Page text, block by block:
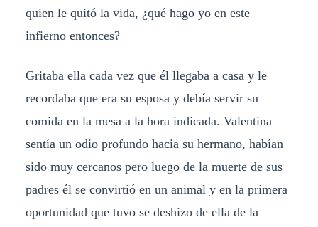
quien le quitó la vida, ¿qué hago yo en este
infierno entonces?
Gritaba ella cada vez que él llegaba a casa y le
recordaba que era su esposa y debía servir su
comida en la mesa a la hora indicada. Valentina
sentía un odio profundo hacia su hermano, habían
sido muy cercanos pero luego de la muerte de sus
padres él se convirtió en un animal y en la primera
oportunidad que tuvo se deshizo de ella de la